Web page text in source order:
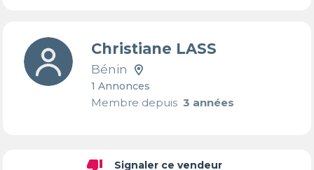
Christiane LASS
Bénin
1 Annonces
Membre depuis3 années
thumb_down Signaler ce vendeur